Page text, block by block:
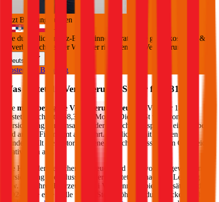
Jetzt Beratung buchen
+
Die durchblicker Kfz-Expert:innen beraten Sie gerne kostenlos &
unverbindlich bei der Wahl der richtigen Kfz-Versicherung.
Deutsch
Kostenlose Beratung
Was kostet die Versicherungs-Steuer für 181
Die motorbezogene Versicherungssteuer (mVSt) für 181
kostet im Schnitt €
58,32
pro Monat. Die mVSt wird von der
Versicherung gemeinsam mit der Versicherungsprämie eingehoben
und an das Finanzamt abgeführt. Verglichen mit anderen EU-
Ländern fällt die motorbezogene Versicherungssteuer in Österreich
relativ hoch aus.
Die Höhe der Versicherungssteuer wird nicht von der gewählten
Versicherung beeinflusst, sondern richtet sich nach der Leistung (PS
bzw. kW) Ihres Fahrzeugs. Bei Verbrennern spielen zusätzlich die
CO2-Werte eine Rolle für die Steuerhöhe. Im durchblicker Rechner